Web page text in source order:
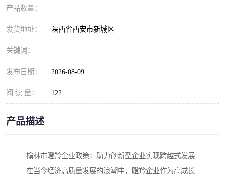
产品数量：
发货地址： 陕西省西安市新城区
关键词：
发布日期： 2026-08-09
阅 读 量： 122
产品描述
榆林市瞪羚企业政策：助力创新型企业实现跨越式发展
在当今经济高质量发展的浪潮中，瞪羚企业作为高成长